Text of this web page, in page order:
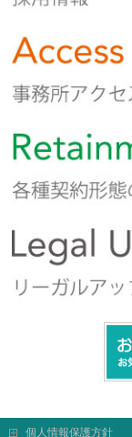
個人情報保護方針